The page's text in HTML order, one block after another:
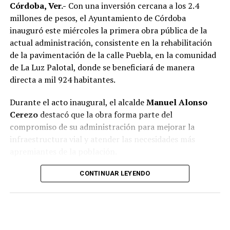
Como parte del fortalecimiento institucional, el
Ayuntamiento también informó que recientemente
fueron incorporadas nuevas unidades vehiculares para
ampliar la capacidad operativa de la corporación. Dos de
esos vehículos fueron asignados a la Policía de
Proximidad de Género, área encargada de atender casos
situación de vulnerabilidad.
En el acto participaron integrantes del Cabildo, mandos
policiacos y personal de las distintas áreas de Seguridad
nuevo equipamiento.
Córdoba, Ver.- Con una inversión cercana a los 2.4
millones de pesos, el Ayuntamiento de Córdoba
inauguró este miércoles la primera obra pública de la
actual administración, consistente en la rehabilitación
de la pavimentación de la calle Puebla, en la comunidad
de La Luz Palotal, donde se beneficiará de manera
directa a mil 924 habitantes.
Durante el acto inaugural, el alcaldeManuel Alonso
Cerezodestacó que la obra forma parte del
compromiso de su administración para mejorar la
infraestructura vial y atender las necesidades más
El presidente municipal señaló que los trabajos fueron
CONTINUAR LEYENDO